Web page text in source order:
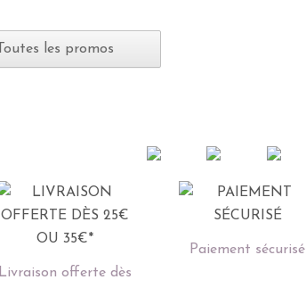
Toutes les promos
Livraison offerte dès
Paiement sécurisé